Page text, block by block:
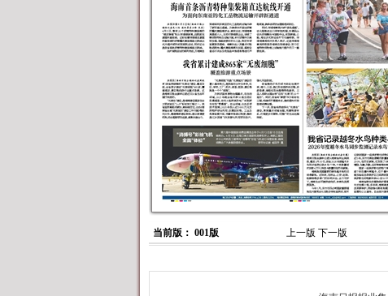
当前版： 001版 上一版 下一版